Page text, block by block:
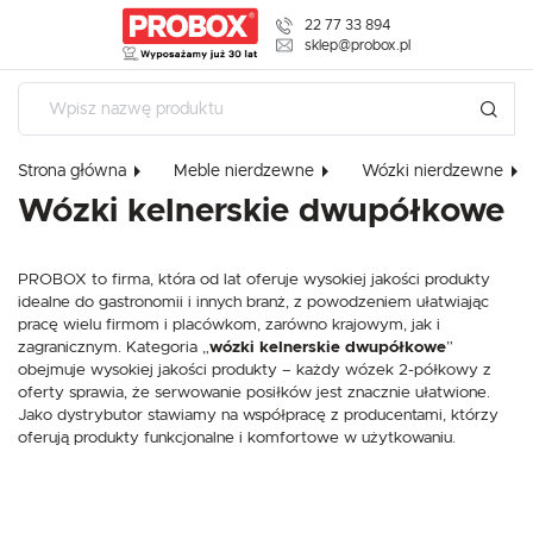
22 77 33 894
sklep@probox.pl
Strona główna Meble nierdzewne Wózki nierdzewne
Wózki kelnerskie dwupółkowe
PROBOX to firma, która od lat oferuje wysokiej jakości produkty
idealne do gastronomii i innych branż, z powodzeniem ułatwiając
pracę wielu firmom i placówkom, zarówno krajowym, jak i
zagranicznym. Kategoria „wózki kelnerskie dwupółkowe”
obejmuje wysokiej jakości produkty – każdy wózek 2-półkowy z
oferty sprawia, że serwowanie posiłków jest znacznie ułatwione.
Jako dystrybutor stawiamy na współpracę z producentami, którzy
oferują produkty funkcjonalne i komfortowe w użytkowaniu.
USTAWIENIA
Niezbędne
Niezbędne pliki cookies służą do prawidłowego funkcjonowania strony
korzystanie z oferowanych przez nas usług.
Pliki cookies odpowiadają na podejmowane przez Ciebie działania w celu m.in.
preferencji prywatności, logowania czy wypełniania formularzy. Dzięki plikom
Więcej
USTAWIENIA REGIONALNE
Lokalizacja
Polska
polski
Polski złoty (PLN)
ZAPISZ